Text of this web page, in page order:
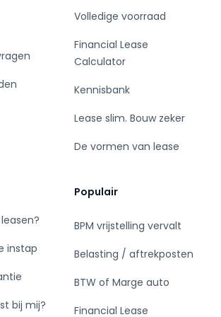
voor een afleverpakket:
auto ouder is dan 3 jaar
kenteken
auto ouder is dan 3 jaar
verkoopprijzen zijn
instap
bij mij?
Volledige voorraad
Financial Lease
Calculator
Kennisbank
Lease slim. Bouw zeker
De vormen van lease
Populair
BPM vrijstelling vervalt
Belasting / aftrekposten
BTW of Marge auto
Financial Lease